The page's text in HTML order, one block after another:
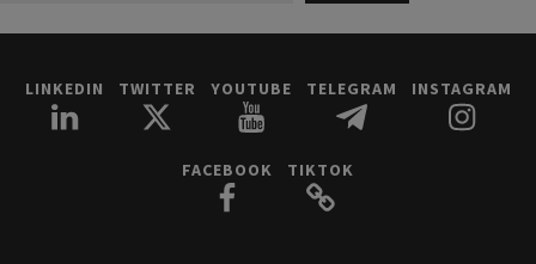
LINKEDIN TWITTER YOUTUBE TELEGRAM INSTAGRAM
FACEBOOK TIKTOK